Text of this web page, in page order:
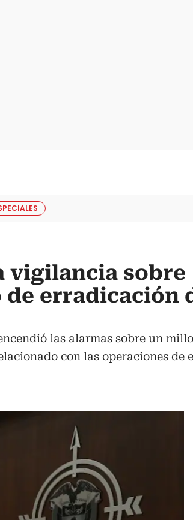
vigilancia sobre
erradicación
las alarmas sobre un
con las operaciones